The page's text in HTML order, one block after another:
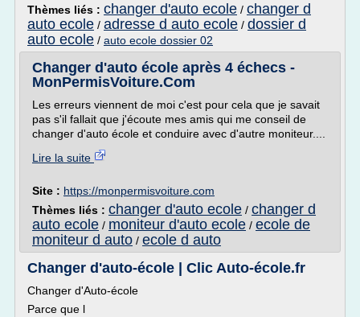
Thèmes liés : changer d'auto ecole / changer d
auto ecole / adresse d auto ecole / dossier d
auto ecole / auto ecole dossier 02
Changer d'auto école après 4 échecs -
MonPermisVoiture.Com
Les erreurs viennent de moi c'est pour cela que je savait
pas s'il fallait que j'écoute mes amis qui me conseil de
changer d'auto école et conduire avec d'autre moniteur....
Lire la suite
Site : https://monpermisvoiture.com
Thèmes liés : changer d'auto ecole / changer d
auto ecole / moniteur d'auto ecole / ecole de
moniteur d auto / ecole d auto
Changer d'auto-école | Clic Auto-école.fr
Changer d'Auto-école
Parce que l